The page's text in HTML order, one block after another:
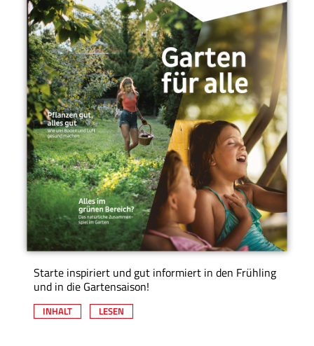
Starte inspiriert und gut informiert in den Frühling
und in die Gartensaison!
INHALT LESEN